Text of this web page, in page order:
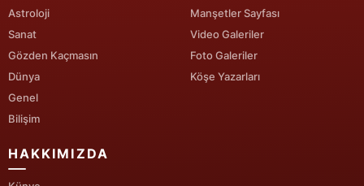
Astroloji
Sanat
Gözden Kaçmasın
Dünya
Genel
Bilişim
Manşetler Sayfası
Video Galeriler
Foto Galeriler
Köşe Yazarları
HAKKIMIZDA